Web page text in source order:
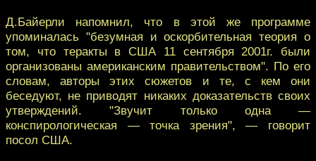
Д.Байерли напомнил, что в этой же программе
упоминалась "безумная и оскорбительная теория о
том, что теракты в США 11 сентября 2001г. были
организованы американским правительством". По его
словам, авторы этих сюжетов и те, с кем они
беседуют, не приводят никаких доказательств своих
утверждений. "Звучит только одна —
конспирологическая — точка зрения", — говорит
посол США.